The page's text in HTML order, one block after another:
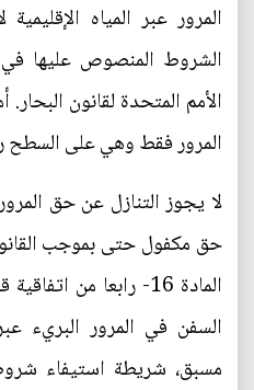
المرور عبر المياه
الأمم المتحدة لقانون
المرور فقط وهي على السطح
لا يجوز التنازل عن حق
حق مكفول حتى بموجب
السفن في المرور البريء
مسبق، شريطة استيفاء